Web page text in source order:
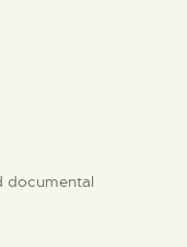
documental